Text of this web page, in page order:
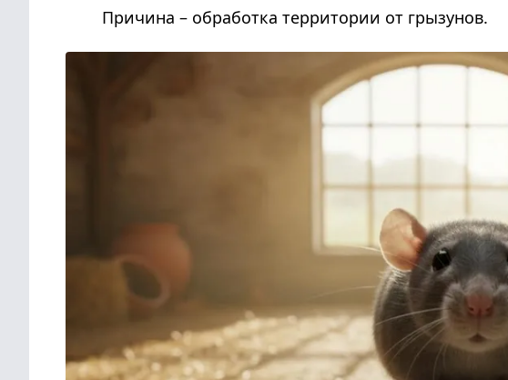
Причина – обработка территории от грызунов.